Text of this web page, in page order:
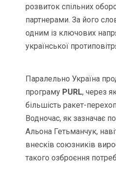
розвиток спільних
партнерами. За його
одним із ключових
української
Паралельно Україна
програму PURL, через
більшість ракет-
Водночас, як зазначає
Альона Гетьманчук,
внесків союзників
такого озброєння